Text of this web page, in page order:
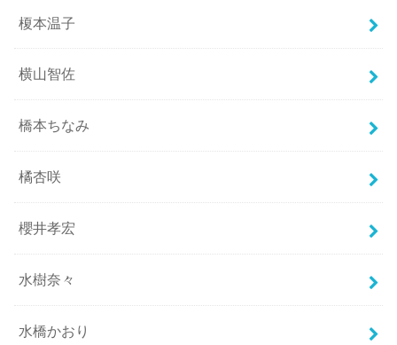
榎本温子
横山智佐
橋本ちなみ
橘杏咲
櫻井孝宏
水樹奈々
水橋かおり